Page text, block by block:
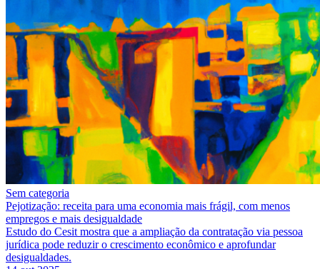
Sem categoria
Pejotização: receita para uma economia mais frágil, com menos
empregos e mais desigualdade
Estudo do Cesit mostra que a ampliação da contratação via pessoa
jurídica pode reduzir o crescimento econômico e aprofundar
desigualdades.